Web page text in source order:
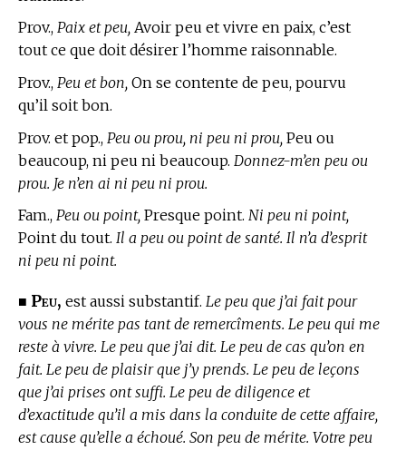
Prov., Paix et peu, Avoir peu et vivre en paix, c’est
tout ce que doit désirer l’homme raisonnable.
Prov., Peu et bon, On se contente de peu, pourvu
qu’il soit bon.
Prov. et pop., Peu ou prou, ni peu ni prou, Peu ou
beaucoup, ni peu ni beaucoup. Donnez-m’en peu ou
prou. Je n’en ai ni peu ni prou.
Fam., Peu ou point, Presque point. Ni peu ni point,
Point du tout. Il a peu ou point de santé. Il n’a d’esprit
ni peu ni point.
■ Peu, est aussi substantif. Le peu que j’ai fait pour
vous ne mérite pas tant de remercîments. Le peu qui me
reste à vivre. Le peu que j’ai dit. Le peu de cas qu’on en
fait. Le peu de plaisir que j’y prends. Le peu de leçons
que j’ai prises ont suffi. Le peu de diligence et
d’exactitude qu’il a mis dans la conduite de cette affaire,
est cause qu’elle a échoué. Son peu de mérite. Votre peu